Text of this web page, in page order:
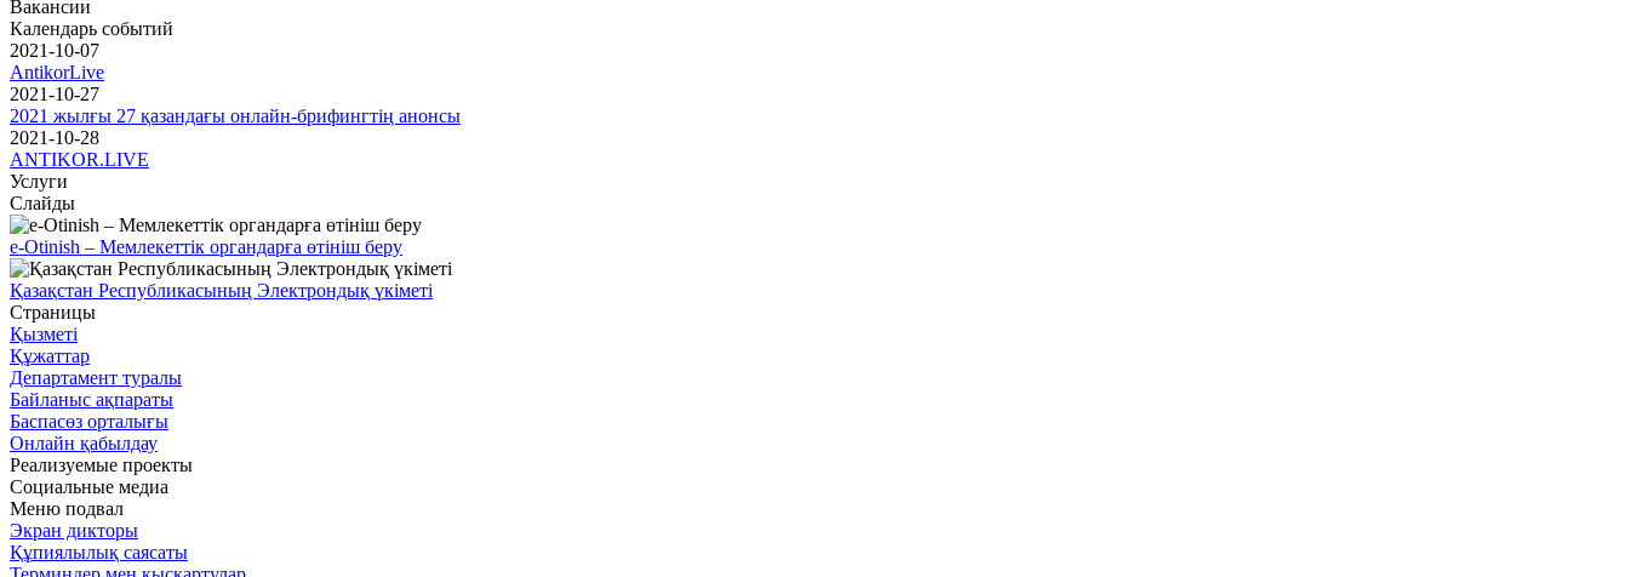
Вакансии
Календарь событий
2021-10-07
AntikorLive
2021-10-27
2021 жылғы 27 қазандағы онлайн-брифингтің анонсы
2021-10-28
ANTIKOR.LIVE
Услуги
Слайды
e-Otinish – Мемлекеттік органдарға өтініш беру
Қазақстан Республикасының Электрондық үкіметі
Страницы
Қызметі
Құжаттар
Департамент туралы
Байланыс ақпараты
Баспасөз орталығы
Онлайн қабылдау
Реализуемые проекты
Социальные медиа
Меню подвал
Экран дикторы
Құпиялылық саясаты